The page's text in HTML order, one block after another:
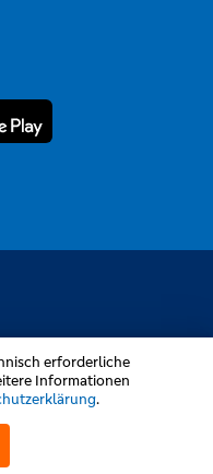
Rechte vorbehalten
erforderliche
Informationen
.